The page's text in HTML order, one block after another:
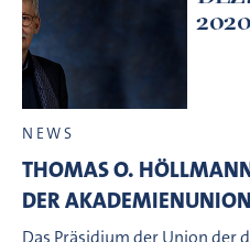
2020
NEWS
THOMAS O.
DER